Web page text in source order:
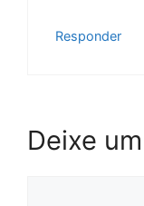
Responder
Deixe